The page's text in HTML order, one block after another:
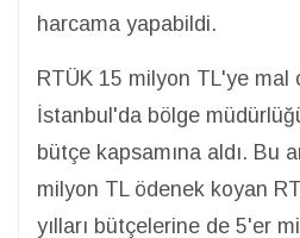
harcama yapabildi.
RTÜK 15 milyon TL'ye mal
İstanbul'da bölge
bütçe kapsamına aldı. Bu
milyon TL ödenek koyan
yılları bütçelerine de 5'er